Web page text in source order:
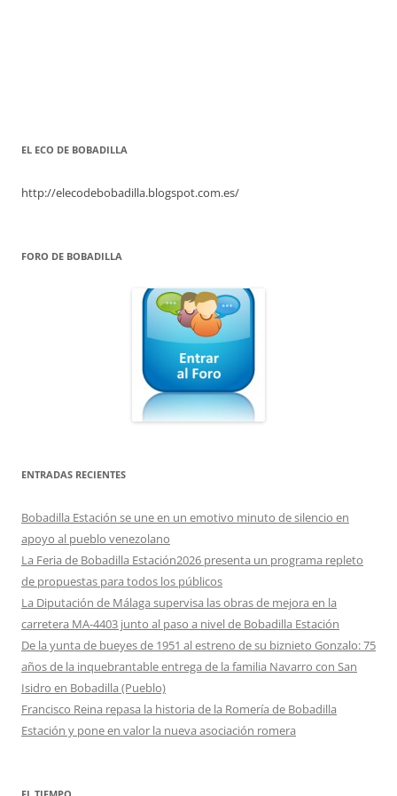
EL ECO DE BOBADILLA
http://elecodebobadilla.blogspot.com.es/
FORO DE BOBADILLA
ENTRADAS RECIENTES
Bobadilla Estación se une en un emotivo minuto de silencio en
apoyo al pueblo venezolano
La Feria de Bobadilla Estación2026 presenta un programa repleto
de propuestas para todos los públicos
La Diputación de Málaga supervisa las obras de mejora en la
carretera MA-4403 junto al paso a nivel de Bobadilla Estación
De la yunta de bueyes de 1951 al estreno de su biznieto Gonzalo: 75
años de la inquebrantable entrega de la familia Navarro con San
Isidro en Bobadilla (Pueblo)
Francisco Reina repasa la historia de la Romería de Bobadilla
Estación y pone en valor la nueva asociación romera